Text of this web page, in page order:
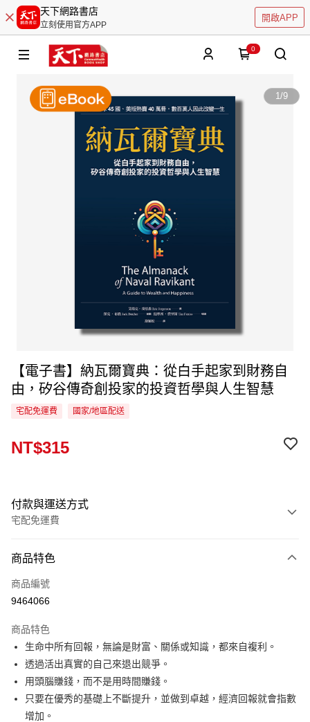
天下網路書店
立刻使用官方APP
開啟APP
0
1/9
【電子書】納瓦爾寶典：從白手起家到財務自
由，矽谷傳奇創投家的投資哲學與人生智慧
宅配免運費 國家/地區配送
NT$315
付款與運送方式
宅配免運費
信用卡一次付款
LINE Pay
街口支付
悠遊付
ATM付款
商品特色
商品編號
9464066
商品特色
生命中所有回報，無論是財富、關係或知識，都來自複利。
透過活出真實的自己來退出競爭。
用頭腦賺錢，而不是用時間賺錢。
只要在優秀的基礎上不斷提升，並做到卓越，經濟回報就會指數
增加。